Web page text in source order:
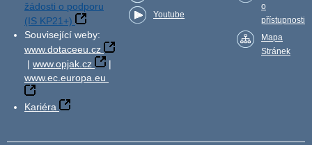
žádosti o podporu
(IS KP21+)
Související weby:
www.dotaceeu.cz
| www.opjak.cz
|
www.ec.europa.eu
Kariéra
Youtube
o
přístupnosti
Mapa
Stránek